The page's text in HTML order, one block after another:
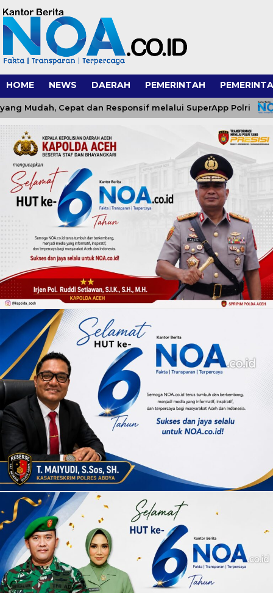
HOME NEWS DAERAH PEMERINTAH
Cepat dan Responsif melalui SuperApp Polri